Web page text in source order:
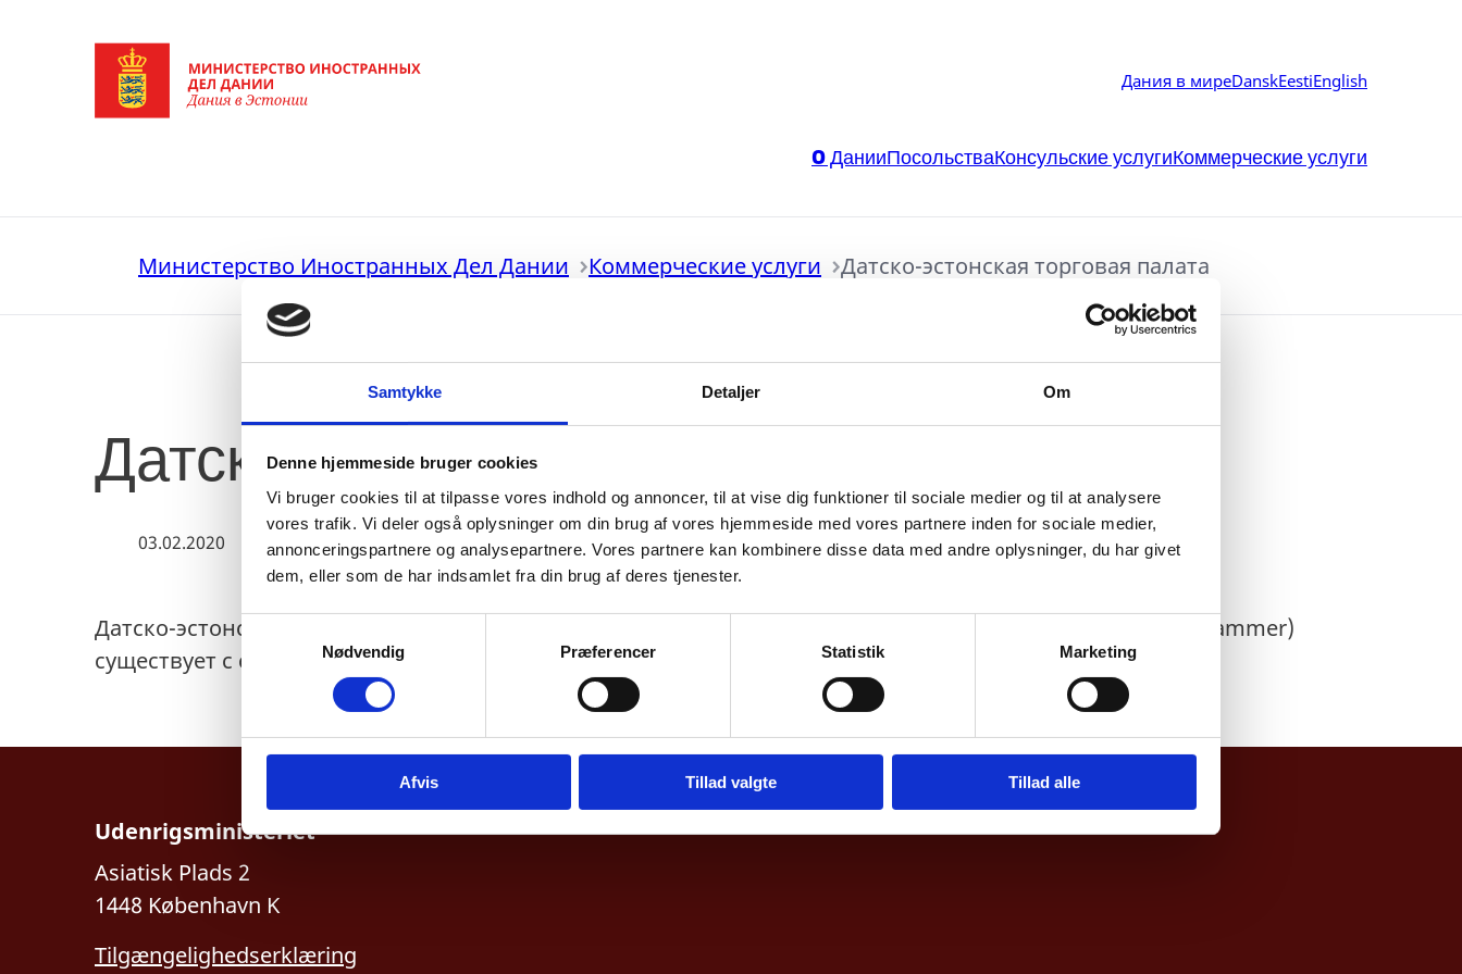
Samtykke Detaljer Om
Denne hjemmeside bruger cookies
Vi bruger cookies til at tilpasse vores indhold og annoncer, til at vise dig funktioner til sociale medier og til at analysere
vores trafik. Vi deler også oplysninger om din brug af vores hjemmeside med vores partnere inden for sociale medier,
annonceringspartnere og analysepartnere. Vores partnere kan kombinere disse data med andre oplysninger, du har givet
dem, eller som de har indsamlet fra din brug af deres tjenester.
S
v
a
l
g
Nødvendig Præferencer Statistik Marketing
Afvis Tillad valgte Tillad alle
Дания в миреDanskEestiEnglish
O ДанииПосольстваКонсульские услугиКоммерческие услуги
Министерство Иностранных Дел Дании Коммерческие услуги Датско-эстонская торговая палата
Датско-эстонская торговая палата
03.02.2020
Датско-эстонская торговая палата - DECC (Danish-Estonian Chamber of Commerce, Dansk-Estiske Handelskammer)
существует с сентября 2007 года.
Udenrigsministeriet
Asiatisk Plads 2
1448 København K
Tilgængelighedserklæring